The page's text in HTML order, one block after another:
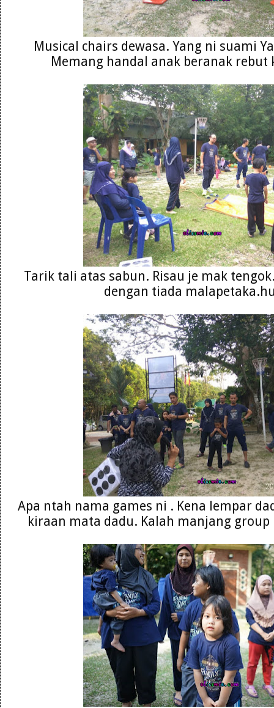
Musical chairs dewasa. Yang ni suami
Memang handal anak beranak rebut
Tarik tali atas sabun. Risau je mak
dengan tiada
Apa ntah nama games ni . Kena lempar
kiraan mata dadu. Kalah manjang